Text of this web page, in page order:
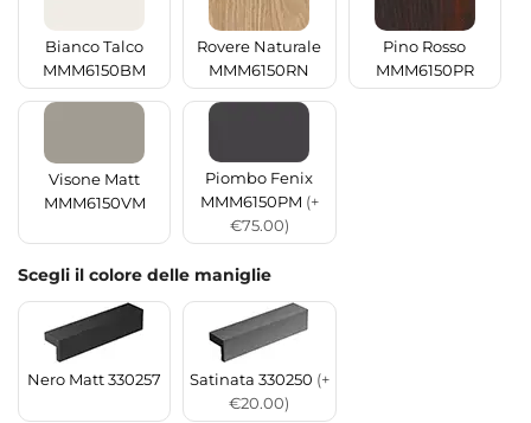
Bianco Talco
MMM6150BM
Rovere Naturale
MMM6150RN
Pino Rosso
MMM6150PR
Visone Matt
MMM6150VM
Piombo Fenix
MMM6150PM (+
€75.00)
Scegli il colore delle maniglie
Nero Matt 330257 Satinata 330250 (+
€20.00)